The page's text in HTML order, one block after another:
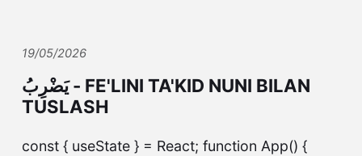
19/05/2026
يَضْرِبُ - FE'LINI TA'KID NUNI BILAN
TUSLASH
const { useState } = React; function App() {